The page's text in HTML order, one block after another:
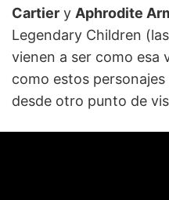
Cartier y Aphrodite
Legendary Children
vienen a ser como esa
como estos
desde otro punto de